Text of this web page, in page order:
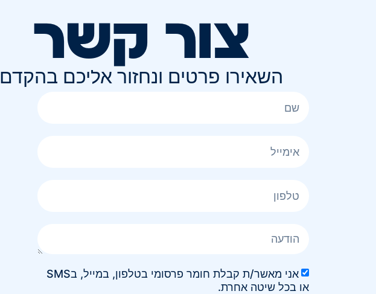
צור קשר
השאירו פרטים ונחזור אליכם בהקדם
אני מאשר/ת קבלת חומר פרסומי בטלפון, במייל, בSMS
או בכל שיטה אחרת.